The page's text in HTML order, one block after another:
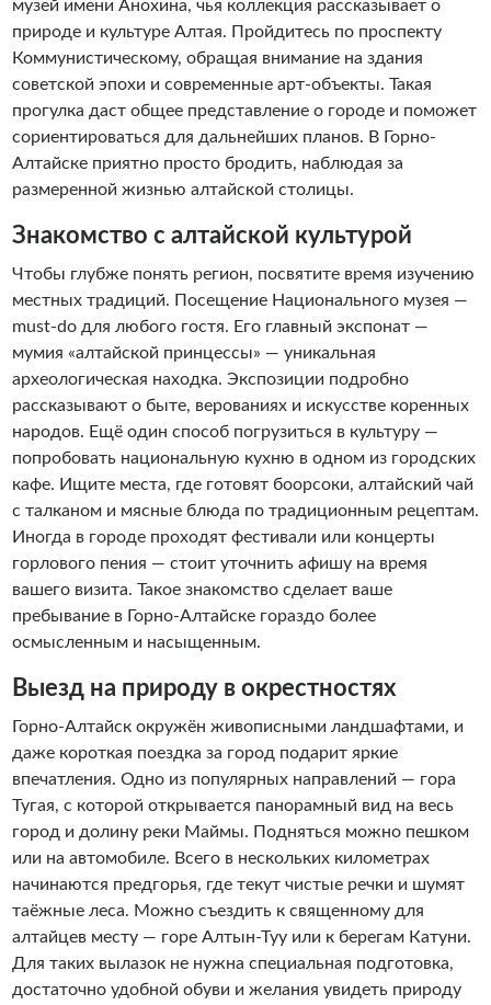
музей имени Анохина, чья коллекция рассказывает о
природе и культуре Алтая. Пройдитесь по проспекту
Коммунистическому, обращая внимание на здания
советской эпохи и современные арт-объекты. Такая
прогулка даст общее представление о городе и поможет
сориентироваться для дальнейших планов. В Горно-
Алтайске приятно просто бродить, наблюдая за
размеренной жизнью алтайской столицы.
Знакомство с алтайской культурой
Чтобы глубже понять регион, посвятите время изучению
местных традиций. Посещение Национального музея —
must-do для любого гостя. Его главный экспонат —
мумия «алтайской принцессы» — уникальная
археологическая находка. Экспозиции подробно
рассказывают о быте, верованиях и искусстве коренных
народов. Ещё один способ погрузиться в культуру —
попробовать национальную кухню в одном из городских
кафе. Ищите места, где готовят боорсоки, алтайский чай
с талканом и мясные блюда по традиционным рецептам.
Иногда в городе проходят фестивали или концерты
горлового пения — стоит уточнить афишу на время
вашего визита. Такое знакомство сделает ваше
пребывание в Горно-Алтайске гораздо более
осмысленным и насыщенным.
Выезд на природу в окрестностях
Горно-Алтайск окружён живописными ландшафтами, и
даже короткая поездка за город подарит яркие
впечатления. Одно из популярных направлений — гора
Тугая, с которой открывается панорамный вид на весь
город и долину реки Маймы. Подняться можно пешком
или на автомобиле. Всего в нескольких километрах
начинаются предгорья, где текут чистые речки и шумят
таёжные леса. Можно съездить к священному для
алтайцев месту — горе Алтын-Туу или к берегам Катуни.
Для таких вылазок не нужна специальная подготовка,
достаточно удобной обуви и желания увидеть природу